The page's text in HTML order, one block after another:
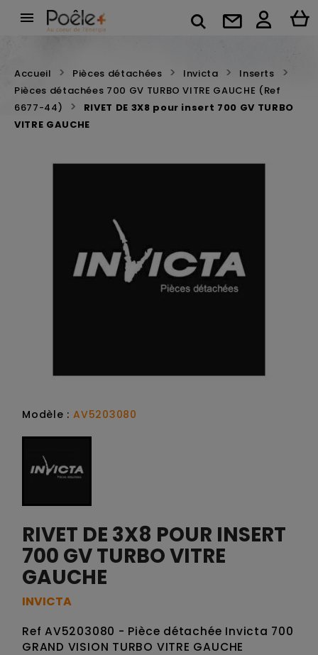

Accueil Pièces détachées Invicta
Inserts
Pièces détachées 700 GV TURBO VITRE GAUCHE (Ref
6677-44)
RIVET DE 3X8 pour insert 700 GV TURBO
VITRE GAUCHE
Modèle :AV5203080
RIVET DE 3X8 POUR INSERT
700 GV TURBO VITRE
GAUCHE
INVICTA
Ref AV5203080 - Pièce détachée Invicta 700
GRAND VISION TURBO VITRE GAUCHE